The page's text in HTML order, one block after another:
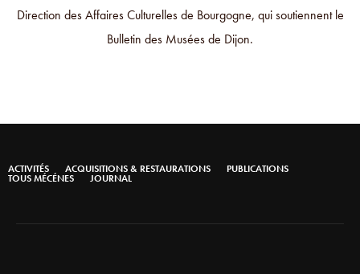
Direction des Affaires Culturelles de Bourgogne, qui soutiennent le
Bulletin des Musées de Dijon.
ACTIVITÉS ACQUISITIONS & RESTAURATIONS PUBLICATIONS
TOUS MÉCÉNES JOURNAL